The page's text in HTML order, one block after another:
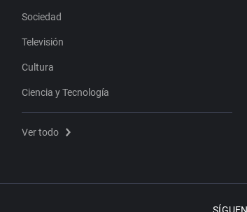
Sociedad
Televisión
Cultura
Ciencia y Tecnología
Ver todo